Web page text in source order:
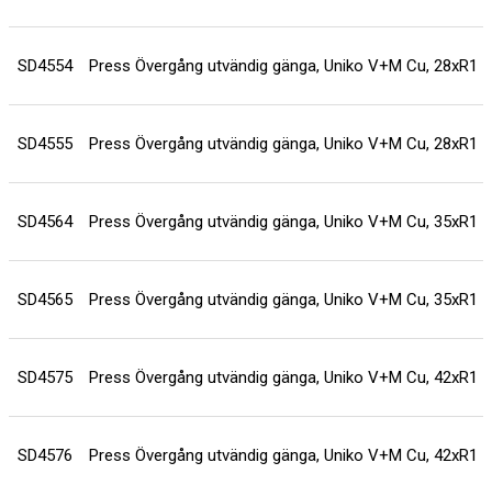
SD4554 Press Övergång utvändig gänga, Uniko V+M Cu, 28xR1
SD4555 Press Övergång utvändig gänga, Uniko V+M Cu, 28xR1
SD4564 Press Övergång utvändig gänga, Uniko V+M Cu, 35xR1
SD4565 Press Övergång utvändig gänga, Uniko V+M Cu, 35xR1
SD4575 Press Övergång utvändig gänga, Uniko V+M Cu, 42xR1
SD4576 Press Övergång utvändig gänga, Uniko V+M Cu, 42xR1